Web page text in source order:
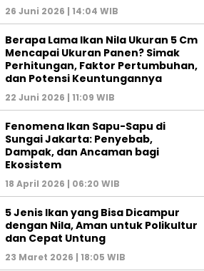
26 Juni 2026 | 14:04 WIB
Berapa Lama Ikan Nila Ukuran 5 Cm
Mencapai Ukuran Panen? Simak
Perhitungan, Faktor Pertumbuhan,
dan Potensi Keuntungannya
22 Juni 2026 | 11:09 WIB
Fenomena Ikan Sapu-Sapu di
Sungai Jakarta: Penyebab,
Dampak, dan Ancaman bagi
Ekosistem
18 April 2026 | 06:20 WIB
5 Jenis Ikan yang Bisa Dicampur
dengan Nila, Aman untuk Polikultur
dan Cepat Untung
23 Maret 2026 | 18:05 WIB